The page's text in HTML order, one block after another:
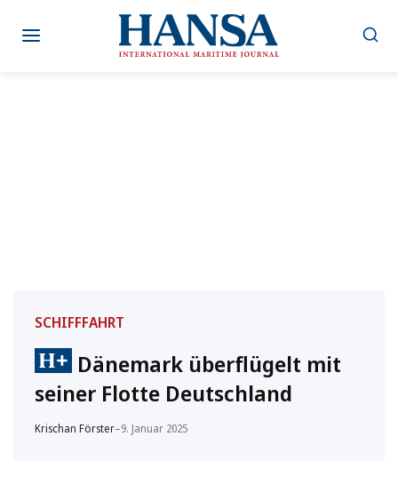
Inhalt
SCHIFFFAHRT
Dänemark überflügelt mit
seiner Flotte Deutschland
Krischan Förster–9. Januar 2025